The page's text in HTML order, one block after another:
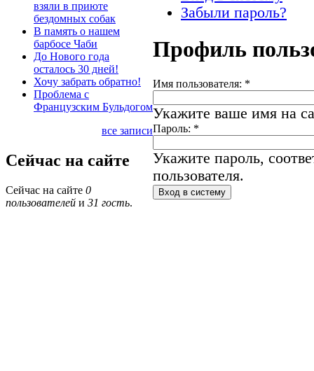
взяли в приюте
бездомных собак
В память о нашем
барбосе Чаби
До Нового года
осталось 30 дней!
Хочу забрать обратно!
Проблема с
Французским Бульдогом
все записи
Сейчас на сайте
Сейчас на сайте 0
пользователей и 31 гость.
Забыли пароль?
Профиль
Имя пользователя: *
Укажите ваше имя на
Пароль: *
Укажите пароль,
пользователя.